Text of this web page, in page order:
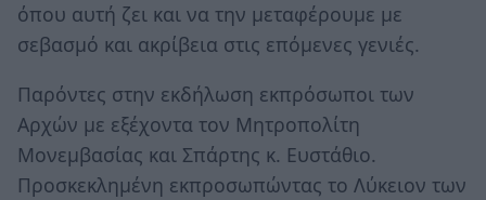
όπου αυτή ζει και να την μεταφέρουμε με
σεβασμό και ακρίβεια στις επόμενες γενιές.
Παρόντες στην εκδήλωση εκπρόσωποι των
Αρχών με εξέχοντα τον Μητροπολίτη
Μονεμβασίας και Σπάρτης κ. Ευστάθιο.
Προσκεκλημένη εκπροσωπώντας το Λύκειον των